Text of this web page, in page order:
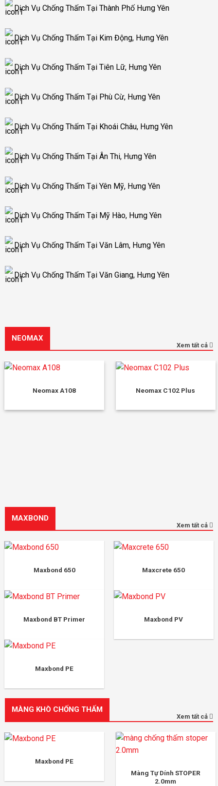
Dịch Vụ Chống Thấm Tại Thành Phố Hưng Yên
Dịch Vụ Chống Thấm Tại Kim Động, Hưng Yên
Dịch Vụ Chống Thấm Tại Tiên Lữ, Hưng Yên
Dịch Vụ Chống Thấm Tại Phù Cừ, Hưng Yên
Dịch Vụ Chống Thấm Tại Khoái Châu, Hưng Yên
Dịch Vụ Chống Thấm Tại Ân Thi, Hưng Yên
Dịch Vụ Chống Thấm Tại Yên Mỹ, Hưng Yên
Dịch Vụ Chống Thấm Tại Mỹ Hào, Hưng Yên
Dịch Vụ Chống Thấm Tại Văn Lâm, Hưng Yên
Dịch Vụ Chống Thấm Tại Văn Giang, Hưng Yên
NEOMAX
Xem tất cả
Neomax A108 Neomax C102 Plus
MAXBOND
Xem tất cả
Maxbond 650 Maxcrete 650
Maxbond BT Primer Maxbond PV
Maxbond PE
MÀNG KHÒ CHỐNG THẤM
Xem tất cả
Maxbond PE
Màng Tự Dính STOPER
2.0mm